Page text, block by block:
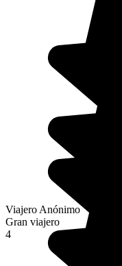
Viajero Anónimo
Gran viajero
4